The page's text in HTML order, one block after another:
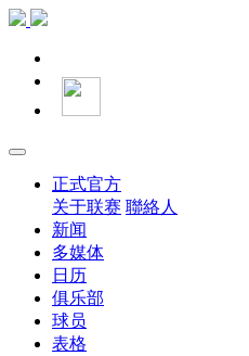
正式官方
关于联赛 聯絡人
新闻
多媒体
日历
俱乐部
球员
表格